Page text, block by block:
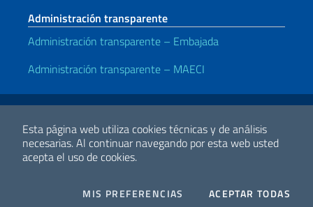
Esta página web utiliza cookies técnicas y de análisis
necesarias.Al continuar navegando por esta web usted
acepta el uso de cookies.
MIS PREFERENCIAS COOKIESACEPTAR TODAS
Administración transparente
Administración transparente – Embajada
Administración transparente – MAECI
Enlaces útiles
Cooperación Internacional